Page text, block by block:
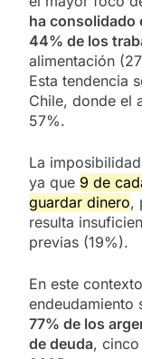
ha consolidado
44% de los
alimentación
Esta tendencia
Chile, donde el
57%.
La
ya que 9 de
guardar dinero,
resulta
previas (19%).
En este
endeudamiento
77% de los
de deuda,